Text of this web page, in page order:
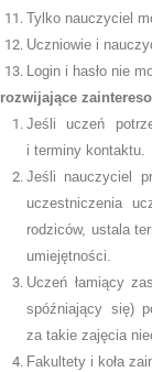
Tylko nauczyciel
Uczniowie i
Login i hasło nie
Jeśli uczeń
i terminy kontaktu.
Jeśli nauczyciel
uczestniczenia
rodziców, ustala
umiejętności.
Uczeń łamiący
spóźniający się)
za takie zajęcia
Fakultety i koła